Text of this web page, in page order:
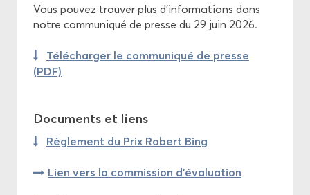
Vous pou­vez trou­ver plus d’in­for­ma­tions dans
notre com­mu­ni­qué de presse du 29 juin 2026.
Té­lé­char­ger le com­mu­ni­qué de presse
(PDF)
Do­cu­ments et liens
Rè­gle­ment du Prix Ro­bert Bing
Lien vers la com­mis­sion d'éva­lua­tion